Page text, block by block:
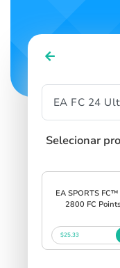
Selecionar
EA SPORTS FC™
2800 FC Points
$25.33